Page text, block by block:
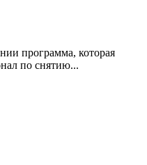
программа, которая
по снятию...